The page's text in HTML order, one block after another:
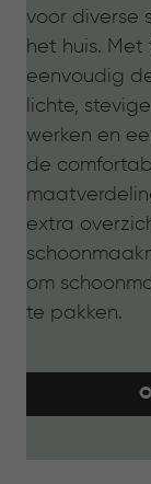
voor diverse
het huis. Met
eenvoudig
lichte,
werken en
de
extra
om
te pakken.